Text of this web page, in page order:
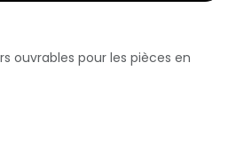
ouvrables pour les pièces en